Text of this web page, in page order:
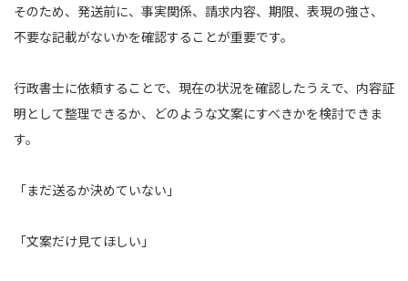
そのため、発送前に、事実関係、請求内容、期限、表現の強さ、
不要な記載がないかを確認することが重要です。
行政書士に依頼することで、現在の状況を確認したうえで、内容証
明として整理できるか、どのような文案にすべきかを検討できま
す。
「まだ送るか決めていない」
「文案だけ見てほしい」